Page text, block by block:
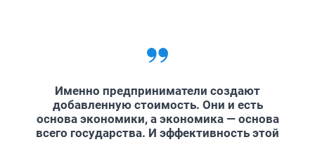
Именно предприниматели создают
добавленную стоимость. Они и есть
основа экономики, а экономика — основа
всего государства. И эффективность этой